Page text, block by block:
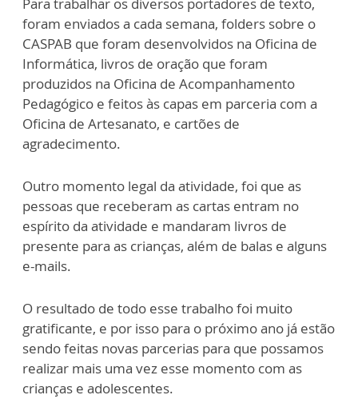
foram enviados a cada semana, folders sobre o
CASPAB que foram desenvolvidos na Oficina de
Informática, livros de oração que foram
produzidos na Oficina de Acompanhamento
Pedagógico e feitos às capas em parceria com a
Oficina de Artesanato, e cartões de
agradecimento.
Outro momento legal da atividade, foi que as
pessoas que receberam as cartas entram no
espírito da atividade e mandaram livros de
presente para as crianças, além de balas e alguns
e-mails.
O resultado de todo esse trabalho foi muito
gratificante, e por isso para o próximo ano já estão
sendo feitas novas parcerias para que possamos
realizar mais uma vez esse momento com as
crianças e adolescentes.